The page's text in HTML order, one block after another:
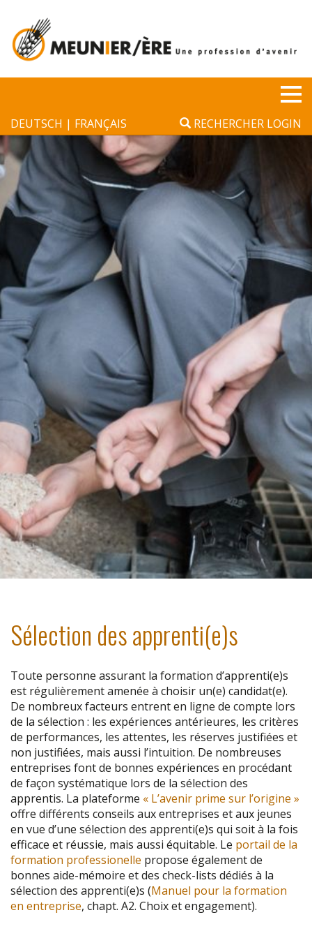
DEUTSCH FRANÇAIS RECHERCHER LOGIN
▼
Sélection des apprenti(e)s
Toute personne assurant la formation d’apprenti(e)s
est régulièrement amenée à choisir un(e) candidat(e).
De nombreux facteurs entrent en ligne de compte lors
de la sélection : les expériences antérieures, les critères
de performances, les attentes, les réserves justifiées et
non justifiées, mais aussi l’intuition. De nombreuses
entreprises font de bonnes expériences en procédant
de façon systématique lors de la sélection des
apprentis. La plateforme « L’avenir prime sur l’origine »
offre différents conseils aux entreprises et aux jeunes
en vue d’une sélection des apprenti(e)s qui soit à la fois
efficace et réussie, mais aussi équitable. Le portail de la
formation professionelle propose également de
bonnes aide-mémoire et des check-lists dédiés à la
sélection des apprenti(e)s (Manuel pour la formation
en entreprise, chapt. A2. Choix et engagement).